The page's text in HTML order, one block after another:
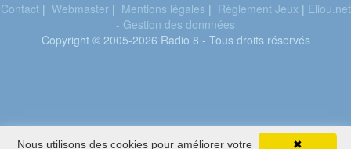
Olivia
Contact| Webmaster| Mentions légales | Règlement Jeux | Eliou.net
- Gestion des donnnées
Copyright © 2005-2026 Radio 8 - Tous droits réservés
✖
Nous utilisons des cookies pour améliorer votre